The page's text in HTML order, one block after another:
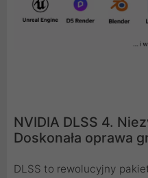
NVIDIA DLSS 4.
Doskonała oprawa
DLSS to rewolucyjny